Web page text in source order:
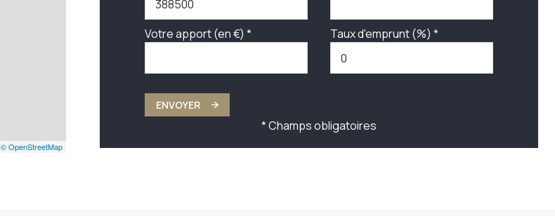
© OpenStreetMap
Votre apport (en €) * Taux d'emprunt (%) *
ENVOYER
* Champs obligatoires